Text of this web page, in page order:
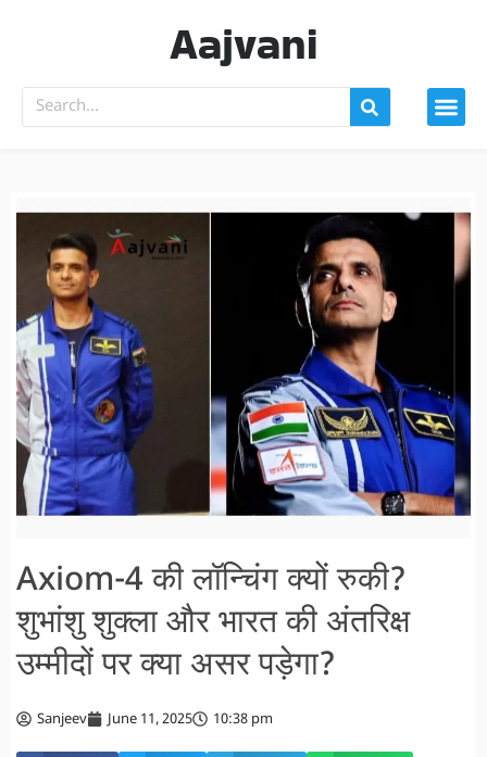
Aajvani
Axiom-4 की लॉन्चिंग क्यों रुकी?
शुभांशु शुक्ला और भारत की अंतरिक्ष
उम्मीदों पर क्या असर पड़ेगा?
Sanjeev June 11, 2025 10:38 pm